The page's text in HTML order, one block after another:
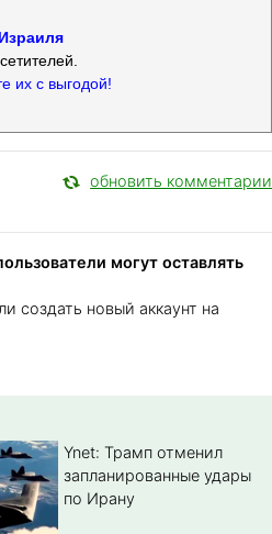
их с выгодой!
обновить комментарии
могут оставлять
создать новый аккаунт на
Ynet: Трамп отменил
запланированные удары
по Ирану